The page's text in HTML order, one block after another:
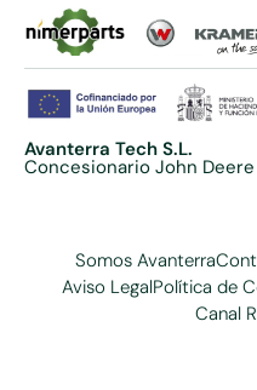
Avanterra Tech S.L.
Concesionario John Deere
Somos Avanterra
Aviso LegalPolítica de
Canal